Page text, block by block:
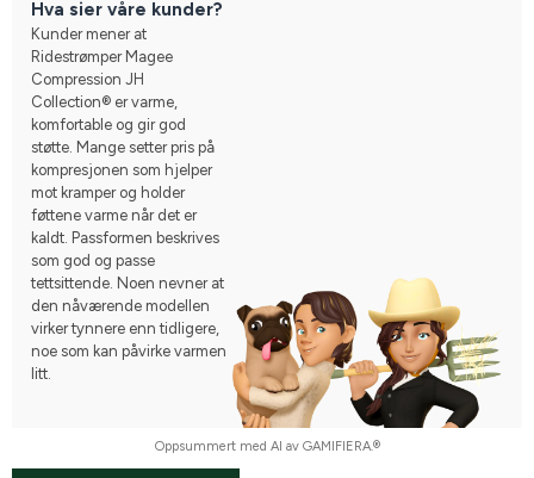
Hva sier våre kunder?
Kunder mener at
Ridestrømper Magee
Compression JH
Collection® er varme,
komfortable og gir god
støtte. Mange setter pris på
kompresjonen som hjelper
mot kramper og holder
føttene varme når det er
kaldt. Passformen beskrives
som god og passe
tettsittende. Noen nevner at
den nåværende modellen
virker tynnere enn tidligere,
noe som kan påvirke varmen
litt.
Oppsummert med AI av GAMIFIERA.®